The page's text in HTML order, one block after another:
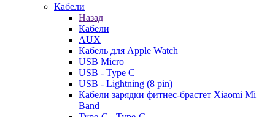
Кабели
Назад
Кабели
AUX
Кабель для Apple Watch
USB Micro
USB - Type C
USB - Lightning (8 pin)
Кабели зарядки фитнес-брастет Xiaomi Mi
Band